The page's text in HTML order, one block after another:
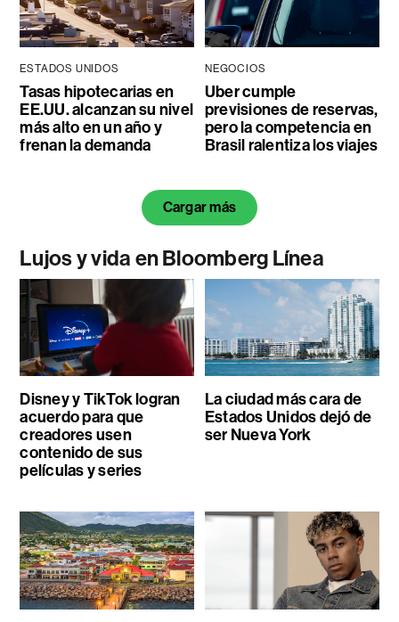
ESTADOS UNIDOS
Tasas hipotecarias en
EE.UU. alcanzan su nivel
más alto en un año y
frenan la demanda
NEGOCIOS
Uber cumple
previsiones de reservas,
pero la competencia en
Brasil ralentiza los viajes
Cargar más
Lujos y vida en Bloomberg Línea
Disney y TikTok logran
acuerdo para que
creadores usen
contenido de sus
películas y series
La ciudad más cara de
Estados Unidos dejó de
ser Nueva York